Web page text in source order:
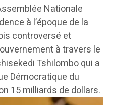
Nationale
à l’époque de la
controversé et
à travers le
Tshilombo qui a
Démocratique du
15 milliards de dollars.